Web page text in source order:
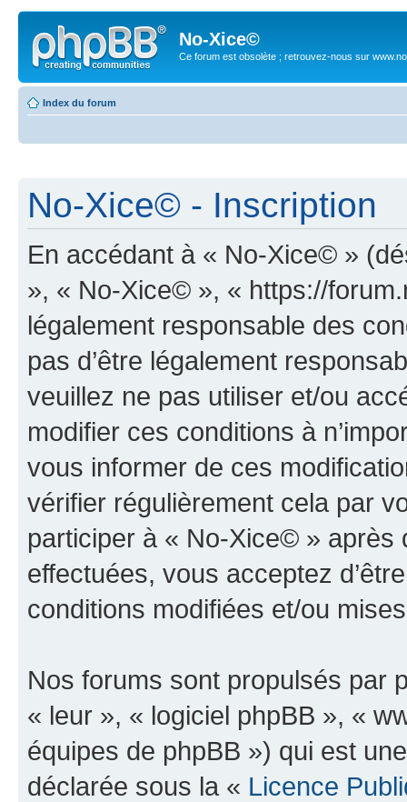
No-Xice©
Ce forum est obsolète ; retrouvez-nous sur
Index du forum
No-Xice© - Inscription
En accédant à « No-Xice© »
», « No-Xice© », « https://
légalement responsable des
pas d’être légalement
veuillez ne pas utiliser et/ou
modifier ces conditions à
vous informer de ces
vérifier régulièrement cela par
participer à « No-Xice© » après
effectuées, vous acceptez
conditions modifiées et/ou
Nos forums sont propulsés par
« leur », « logiciel phpBB », «
équipes de phpBB ») qui est
déclarée sous la « Licence